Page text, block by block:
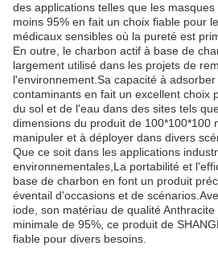
des applications telles que les
moins 95% en fait un choix fiable pour
médicaux sensibles où la pureté est
En outre, le charbon actif à base de
largement utilisé dans les projets de
l'environnement.Sa capacité à
contaminants en fait un excellent choix
du sol et de l'eau dans des sites tels
dimensions du produit de 100*100*100
manipuler et à déployer dans divers
Que ce soit dans les applications
environnementales,La portabilité et
base de charbon en font un produit
éventail d'occasions et de
iode, son matériau de qualité
minimale de 95%, ce produit de
fiable pour divers besoins.